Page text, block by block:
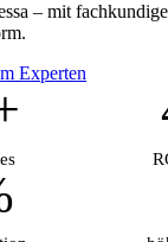
– mit
Experten